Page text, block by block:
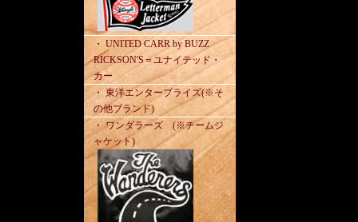
・ UNITED CARR by BUZZ
RICKSON'S＝ユナイテッド・
カー
・ 東洋エンタープライズ(※そ
の他ブランド)
・ ワンダラーズ (※チームジ
ャケット)